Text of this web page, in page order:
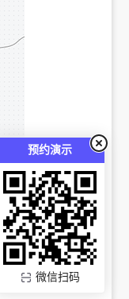
预约演示
微信扫码